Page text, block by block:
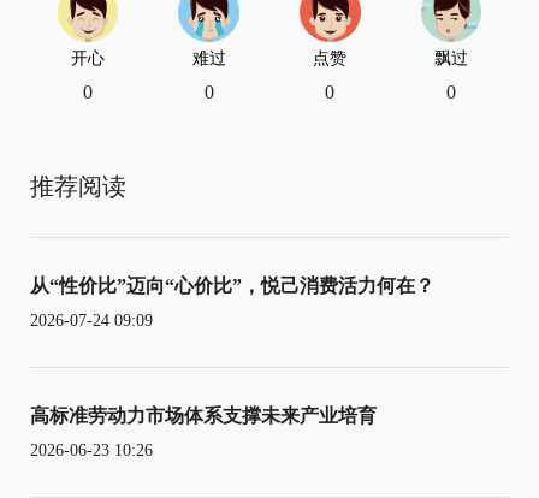
开心
0
难过
0
点赞
0
飘过
0
推荐阅读
从“性价比”迈向“心价比”，悦己消费活力何在？
2026-07-24 09:09
高标准劳动力市场体系支撑未来产业培育
2026-06-23 10:26